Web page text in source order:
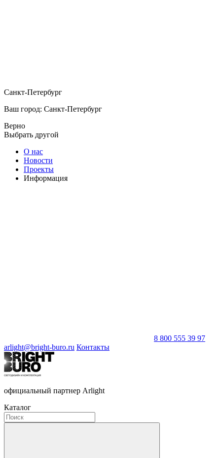
Санкт-Петербург
Ваш город: Санкт-Петербург
Верно
Выбрать другой
О нас
Новости
Проекты
Информация
8 800 555 39 97
arlight@bright-buro.ru Контакты
официальный партнер Arlight
Каталог